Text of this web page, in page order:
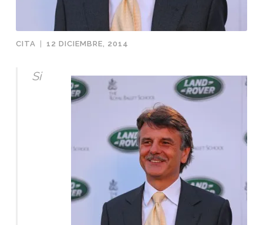
CITA | 12 DICIEMBRE, 2014
Si